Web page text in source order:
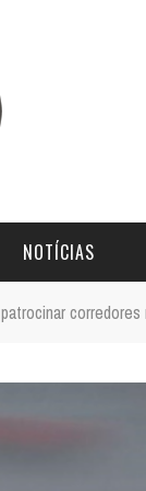
NOTÍCIAS